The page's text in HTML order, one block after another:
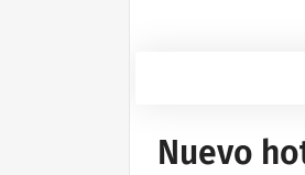
Nuevo